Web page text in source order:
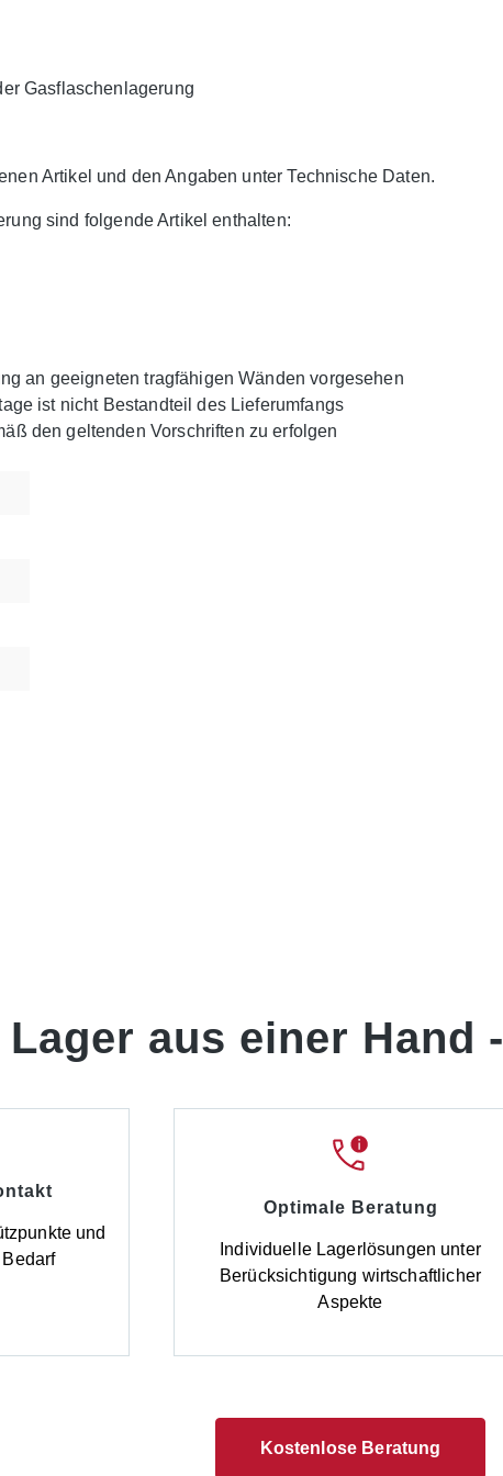
Gasflaschenlagerung
Artikel und den Angaben unter Technische Daten.
sind folgende Artikel enthalten:
an geeigneten tragfähigen Wänden vorgesehen
ist nicht Bestandteil des Lieferumfangs
den geltenden Vorschriften zu erfolgen
aus einer Hand -
und
Optimale Beratung
Individuelle Lagerlösungen unter
Berücksichtigung wirtschaftlicher
Aspekte
Kostenlose Beratung